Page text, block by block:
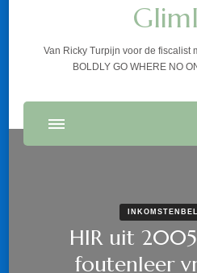
Van Ricky Turpijn voor de fiscalist
BOLDLY GO WHERE NO
HIR uit
foutenleer